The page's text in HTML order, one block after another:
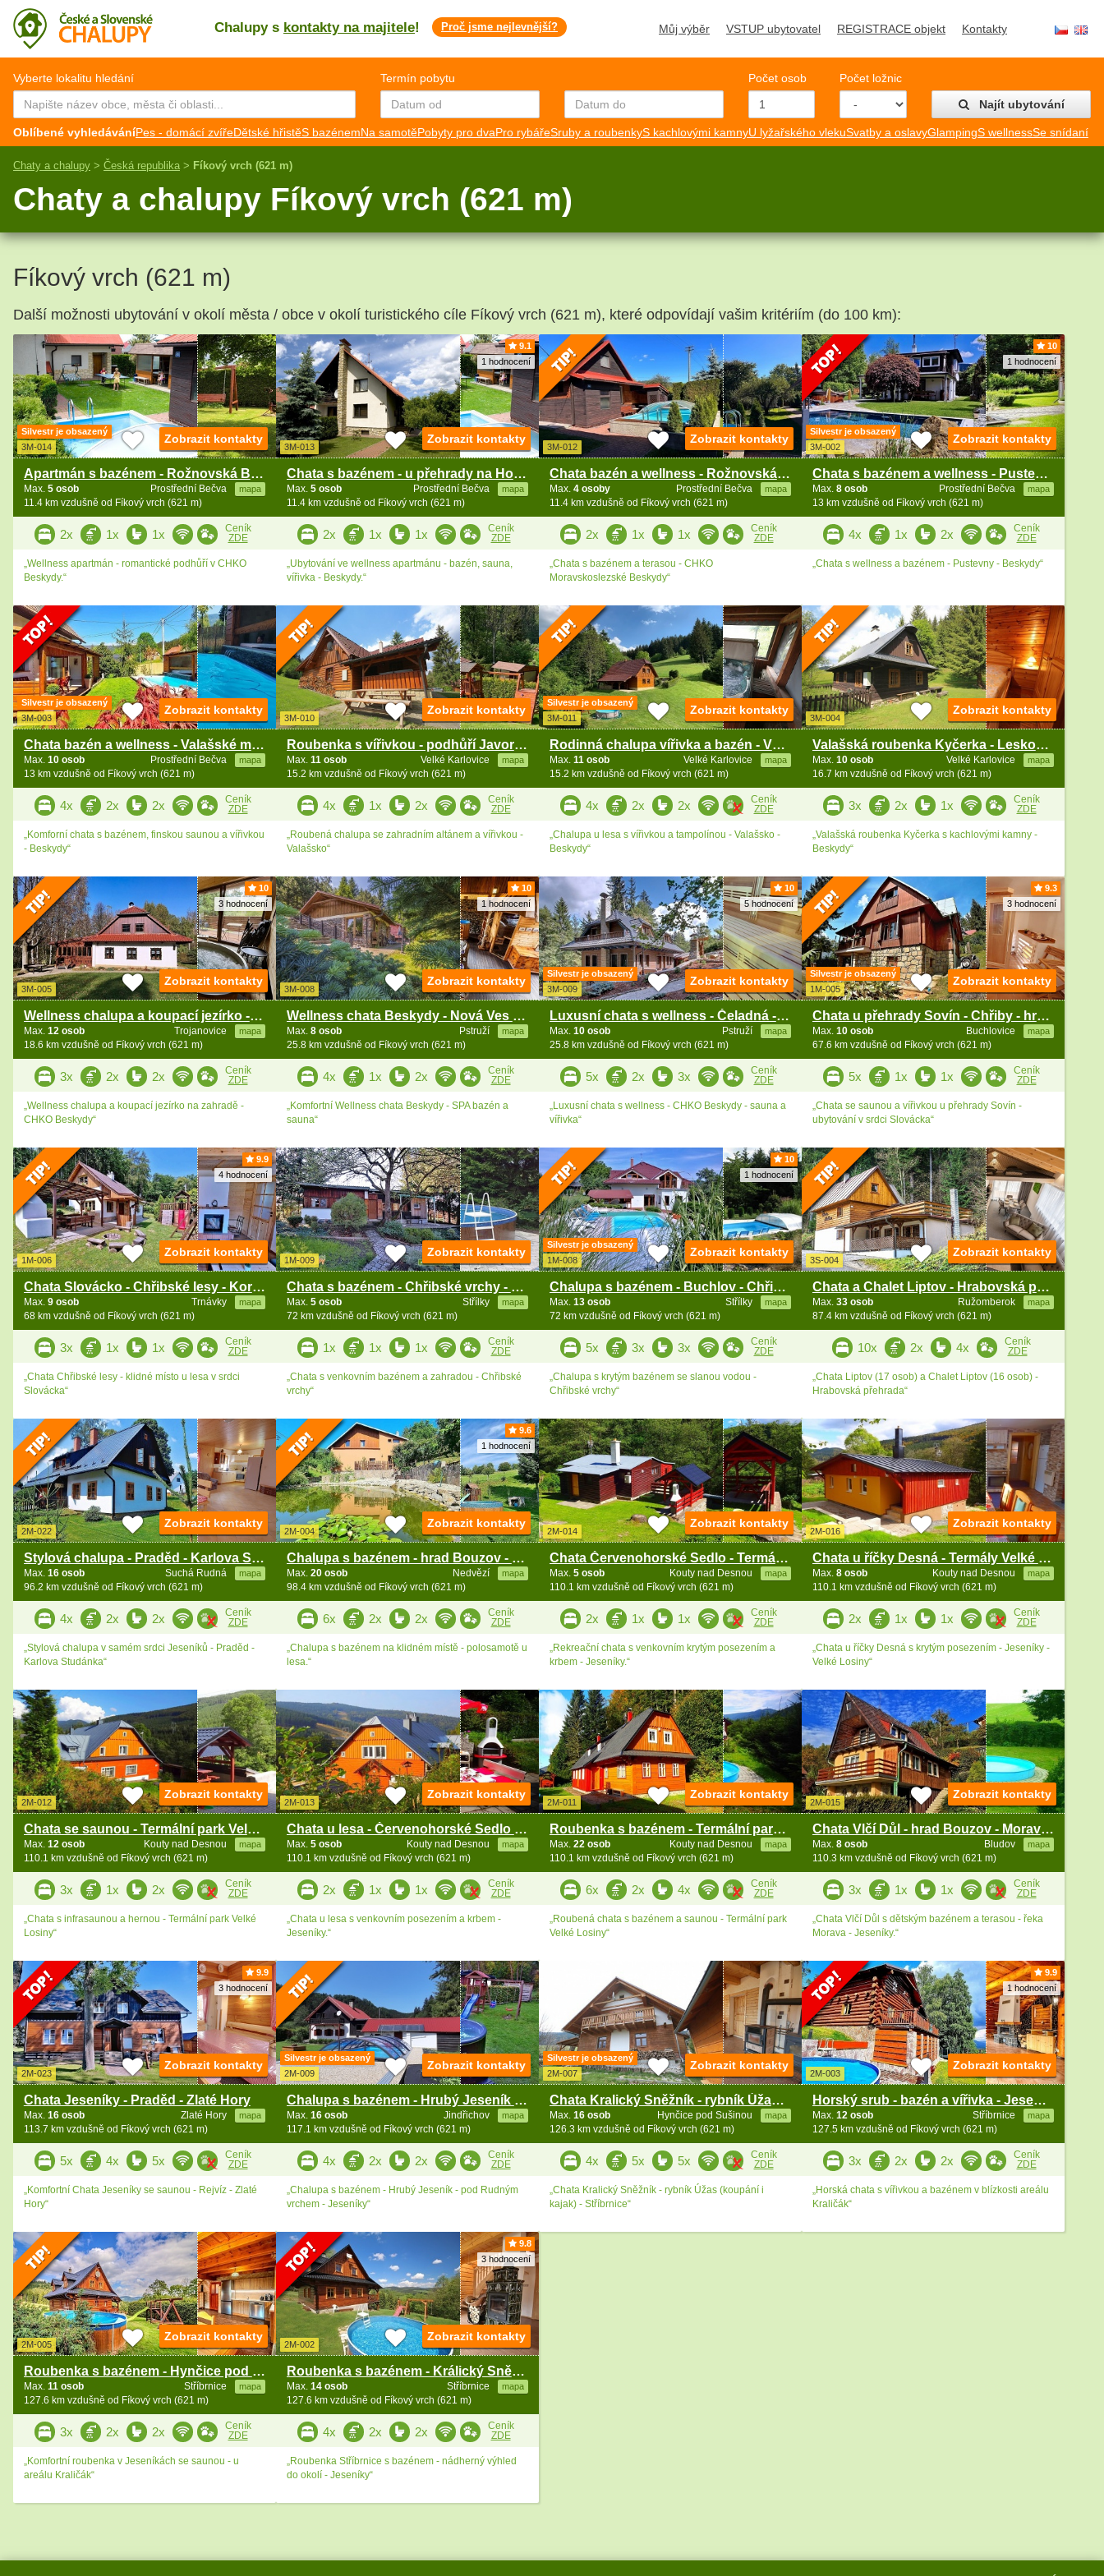
Chalupy s kontakty na majitele! Proč jsme nejlevnější? Můj výběr VSTUP ubytovatel REGISTRACE objekt Kontakty
CZ EN
Vyberte lokalitu hledání Termín pobytu Počet osob
Počet ložnic
Najít ubytování
Oblíbené vyhledáváníPes - domácí zvířeDětské hřistěS bazénemNa samotěPobyty pro dvaPro rybářeSruby a roubenkyS kachlovými kamnyU lyžařského vlekuSvatby a oslavyGlampingS wellnessSe snídaní
Chaty a chalupy > Česká republika > Fíkový vrch (621 m)
Chaty a chalupy Fíkový vrch (621 m)
Fíkový vrch (621 m)
Další možnosti ubytování v okolí města / obce v okolí turistického cíle Fíkový vrch (621 m), které odpovídají vašim kritériím (do 100 km):
Silvestr je obsazený
3M-014
Apartmán s bazénem - Rožnovská Bečva - Beskydy
Prostřední Bečva mapa
Max. 5 osob
11.4 km vzdušně od Fíkový vrch (621 m)
Zobrazit kontakty
2x 1x 1x
Ceník
ZDE
„Wellness apartmán - romantické podhůří v CHKO
Beskydy.“
9.1
1 hodnocení
3M-013
Chata s bazénem - u přehrady na Horní Bečvě
Prostřední Bečva mapa
Max. 5 osob
11.4 km vzdušně od Fíkový vrch (621 m)
Zobrazit kontakty
2x 1x 1x
Ceník
ZDE
„Ubytování ve wellness apartmánu - bazén, sauna,
vířivka - Beskydy.“
3M-012
Chata bazén a wellness - Rožnovská Bečva - Beskydy
Prostřední Bečva mapa
Max. 4 osoby
11.4 km vzdušně od Fíkový vrch (621 m)
Zobrazit kontakty
2x 1x 1x
Ceník
ZDE
„Chata s bazénem a terasou - CHKO
Moravskoslezské Beskydy“
10
1 hodnocení
Silvestr je obsazený
3M-002
Chata s bazénem a wellness - Pustevny - Beskydy
Prostřední Bečva mapa
Max. 8 osob
13 km vzdušně od Fíkový vrch (621 m)
Zobrazit kontakty
4x 1x 2x
Ceník
ZDE
„Chata s wellness a bazénem - Pustevny - Beskydy“
Silvestr je obsazený
3M-003
Chata bazén a wellness - Valašské muzeum v přírodě
Prostřední Bečva mapa
Max. 10 osob
13 km vzdušně od Fíkový vrch (621 m)
Zobrazit kontakty
4x 2x 2x
Ceník
ZDE
„Komforní chata s bazénem, finskou saunou a vířivkou
- Beskydy“
3M-010
Roubenka s vířivkou - podhůří Javorníků a Beskyd
Velké Karlovice mapa
Max. 11 osob
15.2 km vzdušně od Fíkový vrch (621 m)
Zobrazit kontakty
4x 1x 2x
Ceník
ZDE
„Roubená chalupa se zahradním altánem a vířivkou -
Valašsko“
Silvestr je obsazený
3M-011
Rodinná chalupa vířivka a bazén - Vsetínská Bečva
Velké Karlovice mapa
Max. 11 osob
15.2 km vzdušně od Fíkový vrch (621 m)
Zobrazit kontakty
4x 2x 2x
Ceník
ZDE
„Chalupa u lesa s vířivkou a tampolínou - Valašsko -
Beskydy“
3M-004
Valašská roubenka Kyčerka - Leskové - Beskydy
Velké Karlovice mapa
Max. 10 osob
16.7 km vzdušně od Fíkový vrch (621 m)
Zobrazit kontakty
3x 2x 1x
Ceník
ZDE
„Valašská roubenka Kyčerka s kachlovými kamny -
Beskydy“
10
3 hodnocení
3M-005
Wellness chalupa a koupací jezírko - Radhošť
Trojanovice mapa
Max. 12 osob
18.6 km vzdušně od Fíkový vrch (621 m)
Zobrazit kontakty
3x 2x 2x
Ceník
ZDE
„Wellness chalupa a koupací jezírko na zahradě -
CHKO Beskydy“
10
1 hodnocení
3M-008
Wellness chata Beskydy - Nová Ves - Čeladná
Pstruží mapa
Max. 8 osob
25.8 km vzdušně od Fíkový vrch (621 m)
Zobrazit kontakty
4x 1x 2x
Ceník
ZDE
„Komfortní Wellness chata Beskydy - SPA bazén a
sauna“
10
5 hodnocení
Silvestr je obsazený
3M-009
Luxusní chata s wellness - Čeladná - Beskydy
Pstruží mapa
Max. 10 osob
25.8 km vzdušně od Fíkový vrch (621 m)
Zobrazit kontakty
5x 2x 3x
Ceník
ZDE
„Luxusní chata s wellness - CHKO Beskydy - sauna a
vířivka“
9.3
3 hodnocení
Silvestr je obsazený
1M-005
Chata u přehrady Sovín - Chřiby - hrad Buchlov
Buchlovice mapa
Max. 10 osob
67.6 km vzdušně od Fíkový vrch (621 m)
Zobrazit kontakty
5x 1x 1x
Ceník
ZDE
„Chata se saunou a vířivkou u přehrady Sovín -
ubytování v srdci Slovácka“
9.9
4 hodnocení
1M-006
Chata Slovácko - Chřibské lesy - Koryčany
Trnávky mapa
Max. 9 osob
68 km vzdušně od Fíkový vrch (621 m)
Zobrazit kontakty
3x 1x 1x
Ceník
ZDE
„Chata Chřibské lesy - klidné místo u lesa v srdci
Slovácka“
1M-009
Chata s bazénem - Chřibské vrchy - Koryčany
Střílky mapa
Max. 5 osob
72 km vzdušně od Fíkový vrch (621 m)
Zobrazit kontakty
1x 1x 1x
Ceník
ZDE
„Chata s venkovním bazénem a zahradou - Chřibské
vrchy“
10
1 hodnocení
Silvestr je obsazený
1M-008
Chalupa s bazénem - Buchlov - Chřibské vrchy
Střílky mapa
Max. 13 osob
72 km vzdušně od Fíkový vrch (621 m)
Zobrazit kontakty
5x 3x 3x
Ceník
ZDE
„Chalupa s krytým bazénem se slanou vodou -
Chřibské vrchy“
3S-004
Chata a Chalet Liptov - Hrabovská přehrada
Ružomberok mapa
Max. 33 osob
87.4 km vzdušně od Fíkový vrch (621 m)
Zobrazit kontakty
10x 2x 4x
Ceník
ZDE
„Chata Liptov (17 osob) a Chalet Liptov (16 osob) -
Hrabovská přehrada“
2M-022
Stylová chalupa - Praděd - Karlova Studánka
Suchá Rudná mapa
Max. 16 osob
96.2 km vzdušně od Fíkový vrch (621 m)
Zobrazit kontakty
4x 2x 2x
Ceník
ZDE
„Stylová chalupa v samém srdci Jeseníků - Praděd -
Karlova Studánka“
9.6
1 hodnocení
2M-004
Chalupa s bazénem - hrad Bouzov - Šumperk
Nedvězí mapa
Max. 20 osob
98.4 km vzdušně od Fíkový vrch (621 m)
Zobrazit kontakty
6x 2x 2x
Ceník
ZDE
„Chalupa s bazénem na klidném místě - polosamotě u
lesa.“
2M-014
Chata Červenohorské Sedlo - Termály Velké Losiny
Kouty nad Desnou mapa
Max. 5 osob
110.1 km vzdušně od Fíkový vrch (621 m)
Zobrazit kontakty
2x 1x 1x
Ceník
ZDE
„Rekreační chata s venkovním krytým posezením a
krbem - Jeseníky.“
2M-016
Chata u říčky Desná - Termály Velké losiny
Kouty nad Desnou mapa
Max. 8 osob
110.1 km vzdušně od Fíkový vrch (621 m)
Zobrazit kontakty
2x 1x 1x
Ceník
ZDE
„Chata u říčky Desná s krytým posezením - Jeseníky -
Velké Losiny“
2M-012
Chata se saunou - Termální park Velké Losiny
Kouty nad Desnou mapa
Max. 12 osob
110.1 km vzdušně od Fíkový vrch (621 m)
Zobrazit kontakty
3x 1x 2x
Ceník
ZDE
„Chata s infrasaunou a hernou - Termální park Velké
Losiny“
2M-013
Chata u lesa - Červenohorské Sedlo - Velké Losiny
Kouty nad Desnou mapa
Max. 5 osob
110.1 km vzdušně od Fíkový vrch (621 m)
Zobrazit kontakty
2x 1x 1x
Ceník
ZDE
„Chata u lesa s venkovním posezením a krbem -
Jeseníky.“
2M-011
Roubenka s bazénem - Termální park Velké Losiny
Kouty nad Desnou mapa
Max. 22 osob
110.1 km vzdušně od Fíkový vrch (621 m)
Zobrazit kontakty
6x 2x 4x
Ceník
ZDE
„Roubená chata s bazénem a saunou - Termální park
Velké Losiny“
2M-015
Chata Vlčí Důl - hrad Bouzov - Morava - Jeseníky
Bludov mapa
Max. 8 osob
110.3 km vzdušně od Fíkový vrch (621 m)
Zobrazit kontakty
3x 1x 1x
Ceník
ZDE
„Chata Vlčí Důl s dětským bazénem a terasou - řeka
Morava - Jeseníky.“
9.9
3 hodnocení
2M-023
Chata Jeseníky - Praděd - Zlaté Hory
Zlaté Hory mapa
Max. 16 osob
113.7 km vzdušně od Fíkový vrch (621 m)
Zobrazit kontakty
5x 4x 5x
Ceník
ZDE
„Komfortní Chata Jeseníky se saunou - Rejvíz - Zlaté
Hory“
Silvestr je obsazený
2M-009
Chalupa s bazénem - Hrubý Jeseník - Rudný vrch
Jindřichov mapa
Max. 16 osob
117.1 km vzdušně od Fíkový vrch (621 m)
Zobrazit kontakty
4x 2x 2x
Ceník
ZDE
„Chalupa s bazénem - Hrubý Jeseník - pod Rudným
vrchem - Jeseníky“
Silvestr je obsazený
2M-007
Chata Kralický Sněžník - rybník Úžas - Stříbrnice
Hynčice pod Sušinou mapa
Max. 16 osob
126.3 km vzdušně od Fíkový vrch (621 m)
Zobrazit kontakty
4x 5x 5x
Ceník
ZDE
„Chata Kralický Sněžník - rybník Úžas (koupání i
kajak) - Stříbrnice“
9.9
1 hodnocení
2M-003
Horský srub - bazén a vířivka - Jeseníky - Kraličák
Stříbrnice mapa
Max. 12 osob
127.5 km vzdušně od Fíkový vrch (621 m)
Zobrazit kontakty
3x 2x 2x
Ceník
ZDE
„Horská chata s vířivkou a bazénem v blízkosti areálu
Kraličák“
2M-005
Roubenka s bazénem - Hynčice pod Sušinou
Stříbrnice mapa
Max. 11 osob
127.6 km vzdušně od Fíkový vrch (621 m)
Zobrazit kontakty
3x 2x 2x
Ceník
ZDE
„Komfortní roubenka v Jeseníkách se saunou - u
areálu Kraličák“
9.8
3 hodnocení
2M-002
Roubenka s bazénem - Králický Sněžník - Jeseníky
Stříbrnice mapa
Max. 14 osob
127.6 km vzdušně od Fíkový vrch (621 m)
Zobrazit kontakty
4x 2x 2x
Ceník
ZDE
„Roubenka Stříbrnice s bazénem - nádherný výhled
do okolí - Jeseníky“